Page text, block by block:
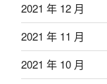
2021 年 12 月
2021 年 11 月
2021 年 10 月